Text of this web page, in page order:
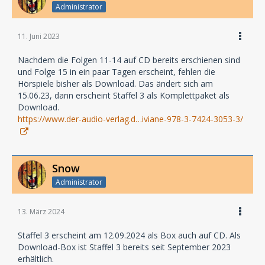
Administrator
11. Juni 2023
Nachdem die Folgen 11-14 auf CD bereits erschienen sind
und Folge 15 in ein paar Tagen erscheint, fehlen die
Hörspiele bisher als Download. Das ändert sich am
15.06.23, dann erscheint Staffel 3 als Komplettpaket als
Download.
https://www.der-audio-verlag.d…iviane-978-3-7424-3053-3/
Snow
Administrator
13. März 2024
Staffel 3 erscheint am 12.09.2024 als Box auch auf CD. Als
Download-Box ist Staffel 3 bereits seit September 2023
erhältlich.